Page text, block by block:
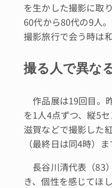
を生かした撮影に取
60代から80代の9人
撮影旅行で会う時は
撮る人で異な
作品展は19回目。
を1人4点ずつ、縦5
滋賀などで撮影した
（最終日は同4時）ま
長谷川清代表（83
き、個性を感じてほ